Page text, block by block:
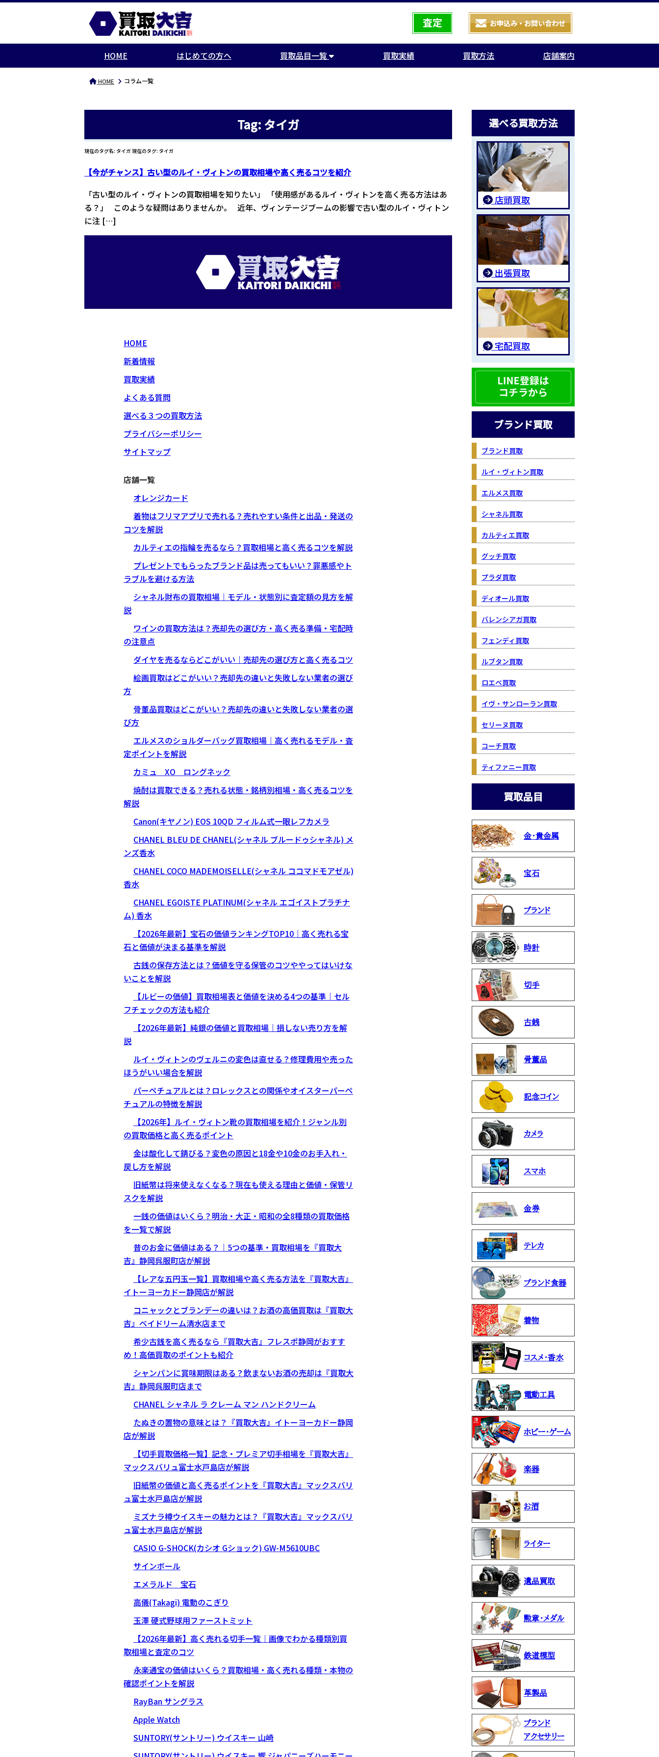
HOME はじめての方へ 買取品目一覧 買取実績 買取方法 店舗案内
HOME コラム一覧
Tag: タイガ
現在のタグ名: タイガ 現在のタグ: タイガ
【今がチャンス】古い型のルイ・ヴィトンの買取相場や高く売るコツを紹介
「古い型のルイ・ヴィトンの買取相場を知りたい」 「使用感があるルイ・ヴィトンを高く売る方法はあ
る？」 このような疑問はありませんか。 近年、ヴィンテージブームの影響で古い型のルイ・ヴィトン
に注 […]
HOME
新着情報
買取実績
よくある質問
選べる３つの買取方法
プライバシーポリシー
サイトマップ
店舗一覧
オレンジカード
着物はフリマアプリで売れる？売れやすい条件と出品・発送の
コツを解説
カルティエの指輪を売るなら？買取相場と高く売るコツを解説
プレゼントでもらったブランド品は売ってもいい？罪悪感やト
ラブルを避ける方法
シャネル財布の買取相場｜モデル・状態別に査定額の見方を解
説
ワインの買取方法は？売却先の選び方・高く売る準備・宅配時
の注意点
ダイヤを売るならどこがいい｜売却先の選び方と高く売るコツ
絵画買取はどこがいい？売却先の違いと失敗しない業者の選び
方
骨董品買取はどこがいい？売却先の違いと失敗しない業者の選
び方
エルメスのショルダーバッグ買取相場｜高く売れるモデル・査
定ポイントを解説
カミュ XO ロングネック
焼酎は買取できる？売れる状態・銘柄別相場・高く売るコツを
解説
Canon(キヤノン) EOS 10QD フィルム式一眼レフカメラ
CHANEL BLEU DE CHANEL(シャネル ブルードゥシャネル) メ
ンズ香水
CHANEL COCO MADEMOISELLE(シャネル ココマドモアゼル)
香水
CHANEL EGOISTE PLATINUM(シャネル エゴイストプラチナ
ム) 香水
【2026年最新】宝石の価値ランキングTOP10｜高く売れる宝
石と価値が決まる基準を解説
古銭の保存方法とは？価値を守る保管のコツややってはいけな
いことを解説
【ルビーの価値】買取相場表と価値を決める4つの基準｜セル
フチェックの方法も紹介
【2026年最新】純銀の価値と買取相場｜損しない売り方を解
説
ルイ・ヴィトンのヴェルニの変色は直せる？修理費用や売った
ほうがいい場合を解説
パーペチュアルとは？ロレックスとの関係やオイスターパーペ
チュアルの特徴を解説
【2026年】ルイ・ヴィトン靴の買取相場を紹介！ジャンル別
の買取価格と高く売るポイント
金は酸化して錆びる？変色の原因と18金や10金のお手入れ・
戻し方を解説
旧紙幣は将来使えなくなる？現在も使える理由と価値・保管リ
スクを解説
一銭の価値はいくら？明治・大正・昭和の全8種類の買取価格
を一覧で解説
昔のお金に価値はある？｜5つの基準・買取相場を『買取大
吉』静岡呉服町店が解説
【レアな五円玉一覧】買取相場や高く売る方法を『買取大吉』
イトーヨーカドー静岡店が解説
コニャックとブランデーの違いは？お酒の高価買取は『買取大
吉』ベイドリーム清水店まで
希少古銭を高く売るなら『買取大吉』フレスポ静岡がおすす
め！高価買取のポイントも紹介
シャンパンに賞味期限はある？飲まないお酒の売却は『買取大
吉』静岡呉服町店まで
CHANEL シャネル ラ クレーム マン ハンドクリーム
たぬきの置物の意味とは？『買取大吉』イトーヨーカドー静岡
店が解説
【切手買取価格一覧】記念・プレミア切手相場を『買取大吉』
マックスバリュ富士水戸島店が解説
旧紙幣の価値と高く売るポイントを『買取大吉』マックスバリ
ュ富士水戸島店が解説
ミズナラ樽ウイスキーの魅力とは？『買取大吉』マックスバリ
ュ富士水戸島店が解説
CASIO G-SHOCK(カシオ Gショック) GW-M5610UBC
サインボール
エメラルド 宝石
高儀(Takagi) 電動のこぎり
玉澤 硬式野球用ファーストミット
【2026年最新】高く売れる切手一覧｜画像でわかる種類別買
取相場と査定のコツ
永楽通宝の価値はいくら？買取相場・高く売れる種類・本物の
確認ポイントを解説
RayBan サングラス
Apple Watch
SUNTORY(サントリー) ウイスキー 山崎
選べる買取方法
店頭買取
出張買取
宅配買取
ブランド買取
ブランド買取
ルイ・ヴィトン買取
エルメス買取
シャネル買取
カルティエ買取
グッチ買取
プラダ買取
ディオール買取
バレンシアガ買取
フェンディ買取
ルブタン買取
ロエベ買取
イヴ・サンローラン買取
セリーヌ買取
コーチ買取
ティファニー買取
買取品目
金・貴金属
宝石
ブランド
時計
切手
古銭
骨董品
記念コイン
カメラ
スマホ
金券
テレカ
ブランド食器
着物
コスメ・香水
電動工具
ホビー・ゲーム
楽器
お酒
ライター
遺品買取
勲章・メダル
鉄道模型
革製品
ブランド
アクセサリー